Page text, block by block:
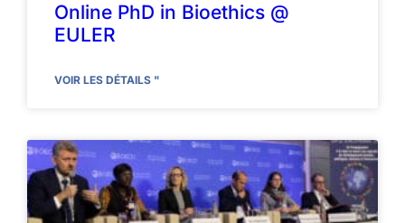
Online PhD in Bioethics @
EULER
VOIR LES DÉTAILS "